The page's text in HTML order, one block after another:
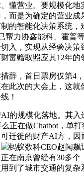
懂营业。要规模化地
而是为确定的营业成
的智能化决策系统，
帮力协鑫能科、霍普
入，实现从经验决策
富赠取照应其12年的
，首日票房仅第4，
此次的大会上，这就
！
规模化落地。其入
正在做Chatbot，单打
迁徙的财产AI方，因
蚂蚁数科CEO赵闻
在南京曾经有30多个
到了城市交通的复杂